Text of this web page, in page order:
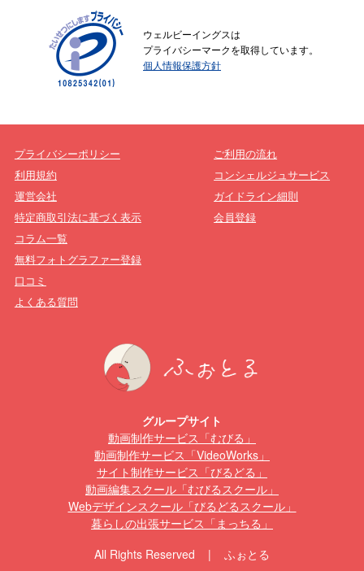
ウェルビーイングスは
プライバシーマークを取得しています。
個人情報保護方針
プライバシーポリシー
利用規約
運営会社
特定商取引法に基づく表示
ご利用の流れ
コンシェルジュサービス
ガイドライン細則
会員登録
コラム一覧
無料フォトグラファー登録
口コミ
よくある質問
グループサイト
動画制作サービス「むびる」
動画制作サービス「VideoWorks」
サイト制作サービス「びるどる」
動画編集スクール「むびるスクール」
Webデザインスクール「びるどるスクール」
暮らしの出張サービス「まっちる」
All Rights Reserved | ふぉとる